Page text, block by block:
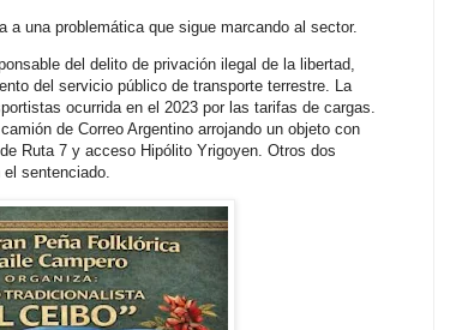
a una problemática que sigue marcando al sector.
del delito de privación ilegal de la libertad,
del servicio público de transporte terrestre. La
ocurrida en el 2023 por las tarifas de cargas.
de Correo Argentino arrojando un objeto con
Ruta 7 y acceso Hipólito Yrigoyen. Otros dos
sentenciado.